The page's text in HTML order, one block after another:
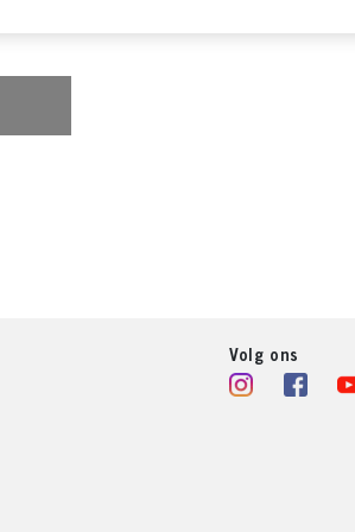
Volg ons
onder "Cookie-instellingen" (link in voettekst). Voor